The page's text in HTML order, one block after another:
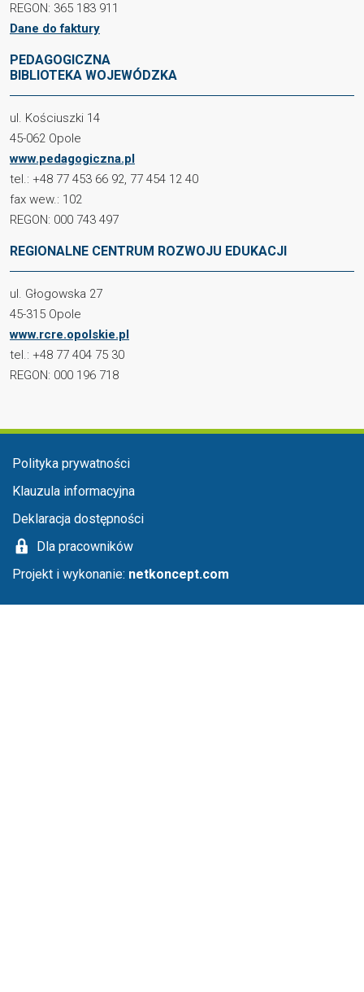
REGON: 365 183 911
Dane do faktury
PEDAGOGICZNA
BIBLIOTEKA WOJEWÓDZKA
ul. Kościuszki 14
45-062 Opole
www.pedagogiczna.pl
tel.: +48 77 453 66 92, 77 454 12 40
fax wew.: 102
REGON: 000 743 497
REGIONALNE CENTRUM ROZWOJU EDUKACJI
ul. Głogowska 27
45-315 Opole
www.rcre.opolskie.pl
tel.: +48 77 404 75 30
REGON: 000 196 718
Menu stopka
Polityka prywatności
Klauzula informacyjna
Deklaracja dostępności
Dla pracowników
Projekt i wykonanie: netkoncept.com